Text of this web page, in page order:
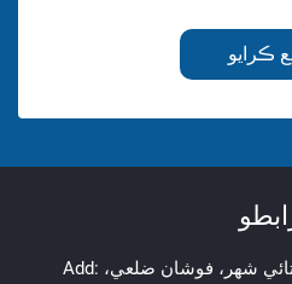
ڪرايو
Add: چين، شانڊونگ صوبي، يانتائي شهر، فوشان ضلعي،